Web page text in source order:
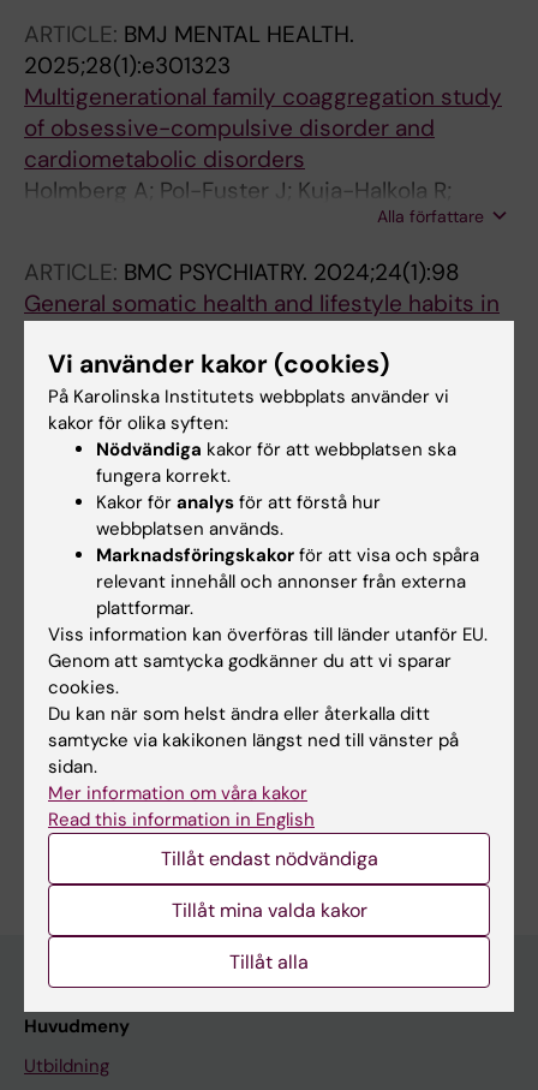
ARTICLE: BMJ MENTAL HEALTH.
2025;28(1):e301323
Multigenerational family coaggregation study
of obsessive-compulsive disorder and
cardiometabolic disorders
Holmberg A; Pol-Fuster J; Kuja-Halkola R;
Larsson H; Lichtenstein P; Chang Z; D'Onofrio
BM; Brikell I; Sidorchuk A; Isomura K; Crowley
JJ; Martinsson L; Ruck C; Mataix-Cols D;
Fernandez de la Cruz L
Alla författare
ARTICLE: BMC PSYCHIATRY. 2024;24(1):98
General somatic health and lifestyle habits in
disorder: an international survey
Holmberg A; Martinsson L; Lidin M; Ruck C;
Mataix-Cols D; Fernandez de la Cruz L
Alla övriga publikationer
DOCTORAL THESIS:2026
Somatic health and lifestyle habits in
obsessive-compulsive disorder
Holmberg A
Forskningsområden:
Psykiatri
Är du Anna Holmberg?
Redigera din profil
Huvudmeny
Utbildning
Vi använder kakor (cookies)
På Karolinska Institutets webbplats använder vi
kakor för olika syften:
Nödvändiga kakor för att webbplatsen ska
fungera korrekt.
Kakor för analys för att förstå hur
webbplatsen används.
Marknadsföringskakor för att visa och spåra
relevant innehåll och annonser från externa
plattformar.
Viss information kan överföras till länder utanför EU.
Genom att samtycka godkänner du att vi sparar
cookies.
Du kan när som helst ändra eller återkalla ditt
samtycke via kakikonen längst ned till vänster på
sidan.
Mer information om våra kakor
Read this information in English
Tillåt endast nödvändiga
Tillåt mina valda kakor
Tillåt alla